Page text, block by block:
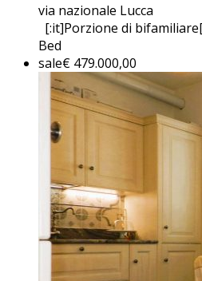
via nazionale Lucca
[:it]Porzione di
Bed
sale€ 479.000,00